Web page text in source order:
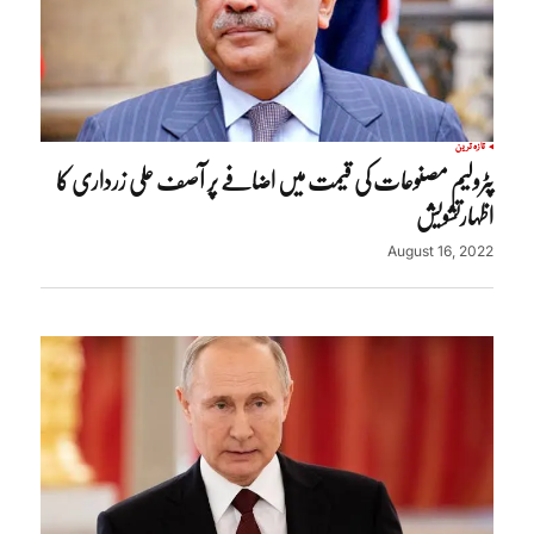
تازہ ترین
پٹرولیم مصنوعات کی قیمت میں اضافے پر آصف علی زرداری کا
اظہارتشویش
August 16, 2022